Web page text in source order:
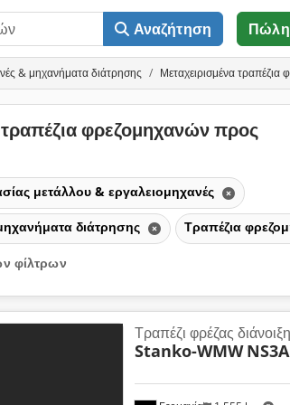
Αναζήτηση
& μηχανήματα διάτρησης Μεταχειρισμένα τραπέζια
φρεζομηχανών προς
μετάλλου & εργαλειομηχανές
διάτρησης Τραπέζια
φίλτρων
Τραπέζι φρέζας
Stanko-WMW NS3A